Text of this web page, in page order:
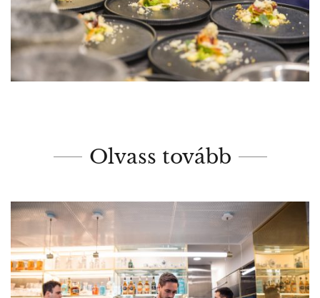
Olvass tovább